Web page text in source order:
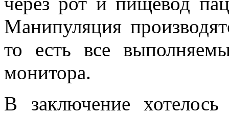
Манипуляция
то есть все
монитора.
В заключение